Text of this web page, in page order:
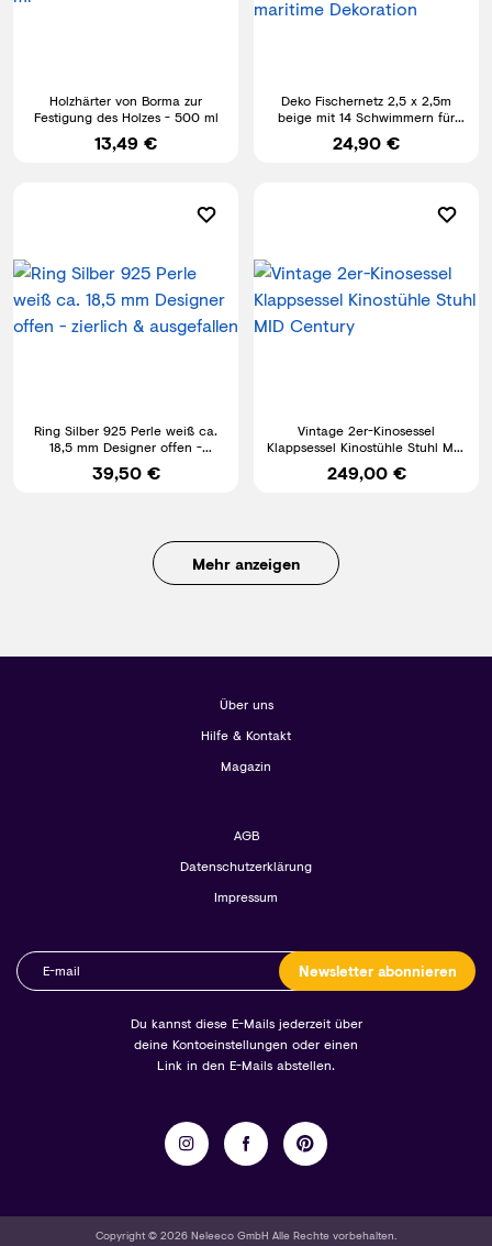
Holzhärter von Borma zur
Festigung des Holzes - 500 ml
13,49 €
Deko Fischernetz 2,5 x 2,5m
beige mit 14 Schwimmern für
die maritime Dekoration
24,90 €
Ring Silber 925 Perle weiß ca.
18,5 mm Designer offen -
zierlich & ausgefallen
39,50 €
Vintage 2er-Kinosessel
Klappsessel Kinostühle Stuhl MID
Century
249,00 €
Mehr anzeigen
Über uns
Hilfe & Kontakt
Magazin
AGB
Datenschutzerklärung
Impressum
Newsletter abonnieren
Du kannst diese E-Mails jederzeit über
deine Kontoeinstellungen oder einen
Link in den E-Mails abstellen.
Copyright © 2026 Neleeco GmbH Alle Rechte vorbehalten.